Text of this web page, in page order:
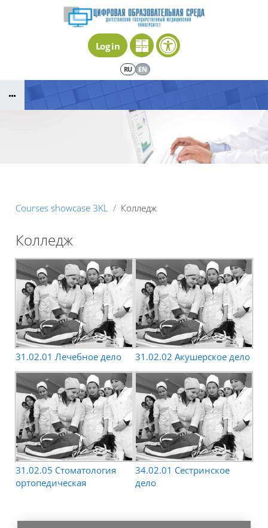
Skip to main content
Log in
RU EN
Courses showcase 3KL Колледж
Колледж
31.02.01 Лечебное дело 31.02.02 Акушерское дело
31.02.05 Стоматология
ортопедическая
34.02.01 Сестринское
дело